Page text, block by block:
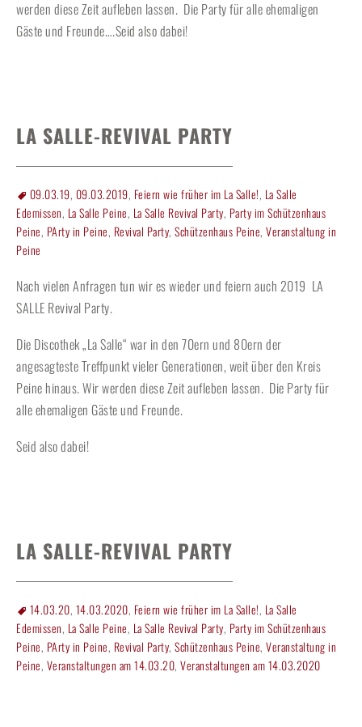
werden diese Zeit aufleben lassen. Die Party für alle ehemaligen
Gäste und Freunde….Seid also dabei!
LA SALLE-REVIVAL PARTY
09.03.19, 09.03.2019, Feiern wie früher im La Salle!, La Salle
Edemissen, La Salle Peine, La Salle Revival Party, Party im Schützenhaus
Peine, PArty in Peine, Revival Party, Schützenhaus Peine, Veranstaltung in
Peine
Nach vielen Anfragen tun wir es wieder und feiern auch 2019 LA
SALLE Revival Party.
Die Discothek „La Salle“ war in den 70ern und 80ern der
angesagteste Treffpunkt vieler Generationen, weit über den Kreis
Peine hinaus. Wir werden diese Zeit aufleben lassen. Die Party für
alle ehemaligen Gäste und Freunde.
Seid also dabei!
LA SALLE-REVIVAL PARTY
14.03.20, 14.03.2020, Feiern wie früher im La Salle!, La Salle
Edemissen, La Salle Peine, La Salle Revival Party, Party im Schützenhaus
Peine, PArty in Peine, Revival Party, Schützenhaus Peine, Veranstaltung in
Peine, Veranstaltungen am 14.03.20, Veranstaltungen am 14.03.2020